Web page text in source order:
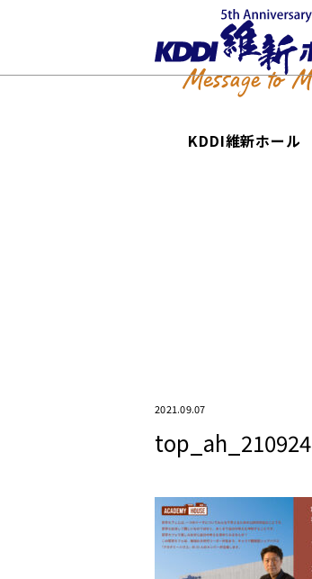
KDDI維新ホール
2021.09.07
top_ah_210924